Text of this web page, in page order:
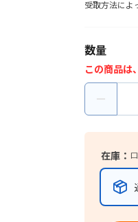
受取方法によ
数量
この商品は
在庫：